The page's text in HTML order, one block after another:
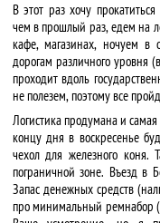
В этот раз хочу
чем в прошлый раз, едем на
кафе, магазинах, ночуем в
дорогам различного уровня
проходит вдоль
не полезем, поэтому все
Логистика продумана и
концу дня в воскресенье
чехол для железного коня.
пограничной зоне. Въезд в
Запас денежных средств
про минимальный ремнабор